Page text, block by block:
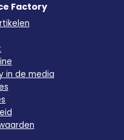
Factory
in de media